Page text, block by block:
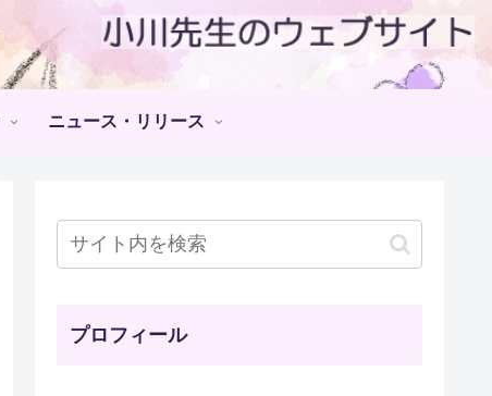
ニュース・リリース
プロフィール